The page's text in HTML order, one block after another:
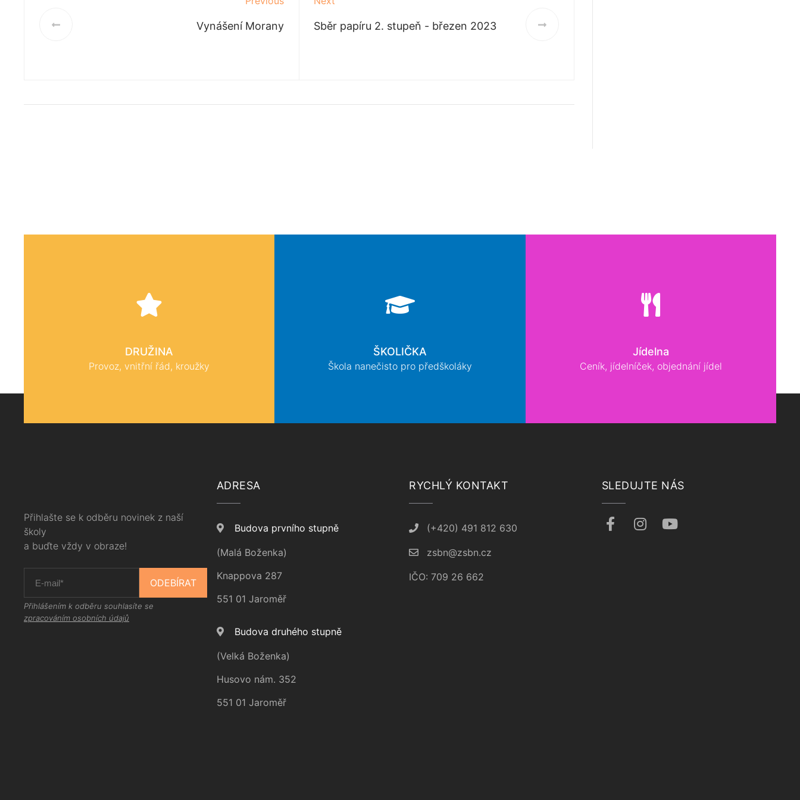
Vynášení Morany Sběr papíru 2. stupeň - březen 2023
DRUŽINA
Provoz, vnitřní řád, kroužky
ŠKOLIČKA
Škola nanečisto pro předškoláky
Jídelna
Ceník, jídelníček, objednání jídel
Přihlašte se k odběru novinek z naší
školy
a buďte vždy v obraze!
ODEBÍRAT
Přihlášením k odběru souhlasíte se
zpracováním osobních údajů
ADRESA
Budova prvního stupně
(Malá Boženka)
Knappova 287
551 01 Jaroměř
Budova druhého stupně
(Velká Boženka)
Husovo nám. 352
551 01 Jaroměř
RYCHLÝ KONTAKT
(+420) 491 812 630
zsbn@zsbn.cz
IČO: 709 26 662
SLEDUJTE NÁS